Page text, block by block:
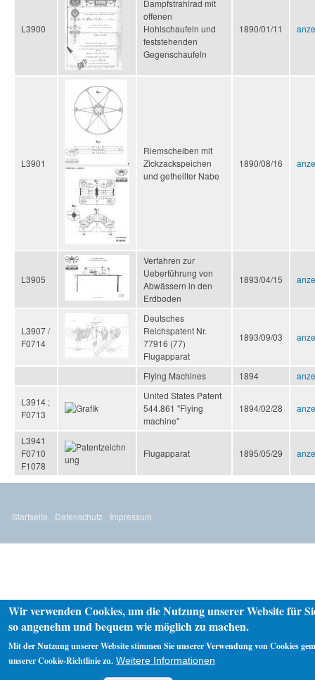
L3900
Dampfstrahlrad mit
offenen
Hohlschaufeln und
feststehenden
Gegenschaufeln
1890/01/11
L3901 ,
Riemscheiben mit
Zickzackspeichen
und getheilter Nabe
1890/08/16
L3905
Verfahren zur
Ueberführung von
Abwässern in den
Erdboden
1893/04/15
L3907 /
F0714
Deutsches
Reichspatent Nr.
77916 (77)
Flugapparat
1893/09/03
Flying Machines 1894
L3914 ;
F0713
United States Patent
544.861 "Flying
machine"
1894/02/28
L3941
F0710
F1078
Flugapparat 1895/05/29
Startseite Datenschutz Impressum
Wir verwenden Cookies, um die Nutzung unserer Website für
so angenehm und bequem wie möglich zu machen.
Mit der Nutzung unserer Website stimmen Sie unserer Verwendung von Cookies
unserer Cookie-Richtlinie zu. Weitere Informationen